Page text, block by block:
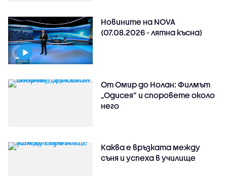
Новините на NOVA
(07.08.2026 - лятна късна)
От Омир до Нолан: Филмът
„Одисея” и споровете около
него
Каква е връзката между
съня и успеха в училище